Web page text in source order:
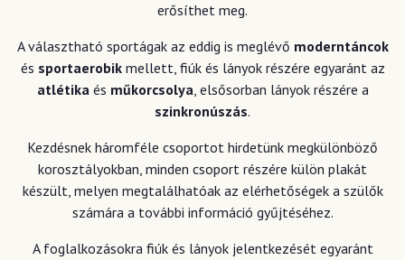
erősíthet meg.
A választható sportágak az eddig is meglévő moderntáncok
és sportaerobik mellett, fiúk és lányok részére egyaránt az
atlétika és műkorcsolya, elsősorban lányok részére a
szinkronúszás.
Kezdésnek háromféle csoportot hirdetünk megkülönböző
korosztályokban, minden csoport részére külön plakát
készült, melyen megtalálhatóak az elérhetőségek a szülők
számára a további információ gyűjtéséhez.
A foglalkozásokra fiúk és lányok jelentkezését egyaránt